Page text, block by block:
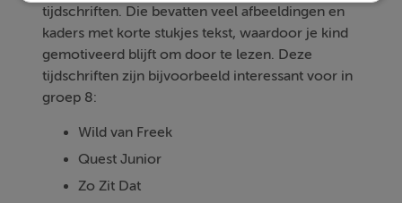
tijdschriften. Die bevatten veel afbeeldingen en
kaders met korte stukjes tekst, waardoor je kind
gemotiveerd blijft om door te lezen. Deze
tijdschriften zijn bijvoorbeeld interessant voor in
groep 8:
Wild van Freek
Quest Junior
Zo Zit Dat